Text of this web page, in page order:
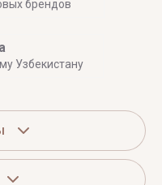
брендов
Узбекистану